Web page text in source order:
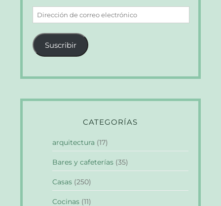
Dirección
de
correo
electrónico
Suscribir
CATEGORÍAS
arquitectura (17)
Bares y cafeterías (35)
Casas (250)
Cocinas (11)